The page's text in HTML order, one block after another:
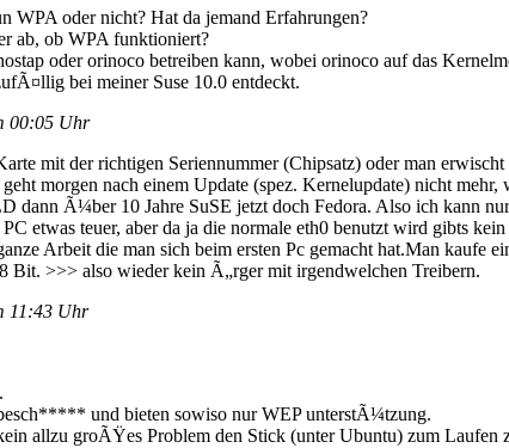
WPA oder nicht? Hat da jemand Erfahrungen?
ab, ob WPA funktioniert?
oder orinoco betreiben kann, wobei orinoco auf das
bei meiner Suse 10.0 entdeckt.
00:05 Uhr
mit der richtigen Seriennummer (Chipsatz) oder man
morgen nach einem Update (spez. Kernelupdate) nicht
Ã¼ber 10 Jahre SuSE jetzt doch Fedora. Also ich kann
teuer, aber da ja die normale eth0 benutzt wird gibts
Arbeit die man sich beim ersten Pc gemacht hat.Man kaufe
>>> also wieder kein Ã„rger mit irgendwelchen Treibern.
11:43 Uhr
und bieten sowiso nur WEP unterstÃ¼tzung.
allzu groÃŸes Problem den Stick (unter Ubuntu) zum Laufen